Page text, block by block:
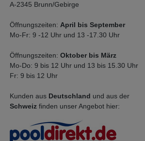
A-2345 Brunn/Gebirge
Öffnungszeiten: April bis September
Mo-Fr: 9 -12 Uhr und 13 -17.30 Uhr
Öffnungszeiten: Oktober bis März
Mo-Do: 9 bis 12 Uhr und 13 bis 15.30 Uhr
Fr: 9 bis 12 Uhr
Kunden aus Deutschland und aus der
Schweiz finden unser Angebot hier: